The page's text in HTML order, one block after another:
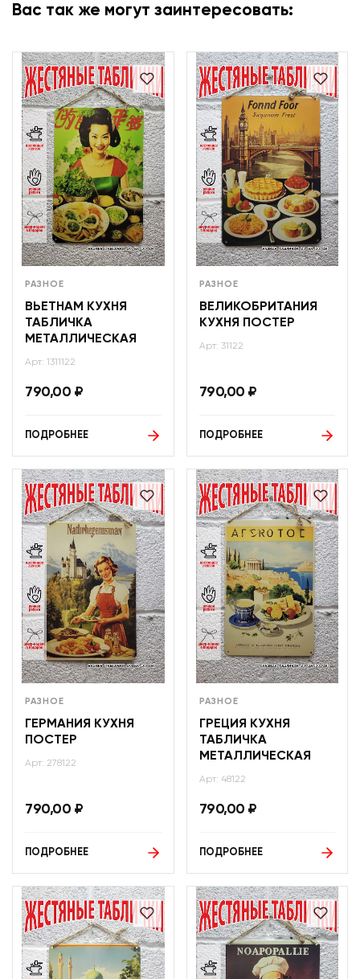
Вас так же могут заинтересовать:
РАЗНОЕ
ВЬЕТНАМ КУХНЯ
ТАБЛИЧКА
МЕТАЛЛИЧЕСКАЯ
Арт: 1311122
790,00 ₽
ПОДРОБНЕЕ
РАЗНОЕ
ВЕЛИКОБРИТАНИЯ
КУХНЯ ПОСТЕР
Арт: 31122
790,00 ₽
ПОДРОБНЕЕ
РАЗНОЕ
ГЕРМАНИЯ КУХНЯ
ПОСТЕР
Арт: 278122
790,00 ₽
ПОДРОБНЕЕ
РАЗНОЕ
ГРЕЦИЯ КУХНЯ
ТАБЛИЧКА
МЕТАЛЛИЧЕСКАЯ
Арт: 48122
790,00 ₽
ПОДРОБНЕЕ